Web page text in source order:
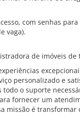
com senhas
vaga).
de imóveis
personalizado e
todo o suporte
fornecer um
missão é transformar